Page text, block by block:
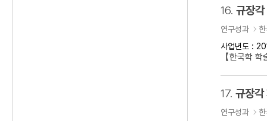
16. 규장
연구성과
사업년도 :
【한국학
17. 규장
연구성과